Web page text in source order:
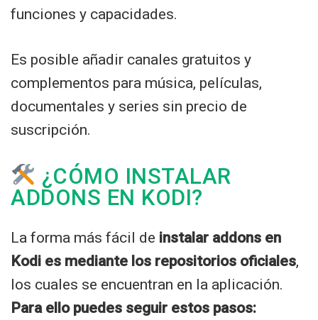
funciones y capacidades.
Es posible añadir canales gratuitos y
complementos para música, películas,
documentales y series sin precio de
suscripción.
¿CÓMO INSTALAR
ADDONS EN KODI?
La forma más fácil de instalar addons en
Kodi es mediante los repositorios oficiales,
los cuales se encuentran en la aplicación.
Para ello puedes seguir estos pasos: